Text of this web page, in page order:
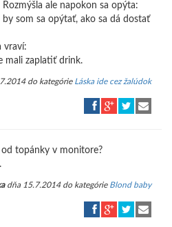
ale napokon sa opýta:
by som sa opýtať, ako sa dá dostať
vraví:
mali zaplatiť drink.
do kategórie Láska ide cez žalúdok
topánky v monitore?
dňa 15.7.2014 do kategórie Blond baby